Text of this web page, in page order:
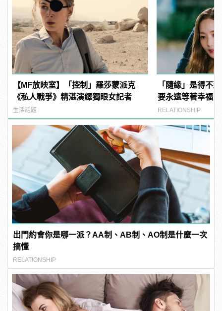
【MF放映室】「控制」羅莎蒙派克
《私人戰爭》精湛演繹獨眼女記者
生活話題
「隨緣」是得不
要永遠等著幸福
RELATIONSHIP
出門約會你是哪一派？AA制、AB制、AO制是什麼一次
搞懂
RELATIONSHIP